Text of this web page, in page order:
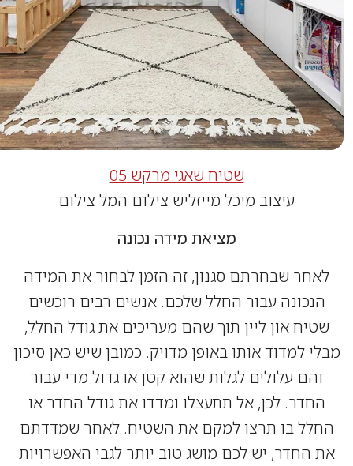
שטיח שאגי מרקש 05
עיצוב מיכל מייזליש צילום המל צילום
מציאת מידה נכונה
שבחרתם סגנון, זה הזמן לבחור את המידה
עבור החלל שלכם. אנשים רבים רוכשים
און ליין תוך שהם מעריכים את גודל החלל,
למדוד אותו באופן מדויק. כמובן שיש כאן סיכון
עלולים לגלות שהוא קטן או גדול מדי עבור
לכן, אל תתעצלו ומדדו את גודל החדר או
בו תרצו למקם את השטיח. לאחר שמדדתם
יש לכם מושג טוב יותר לגבי האפשרויות